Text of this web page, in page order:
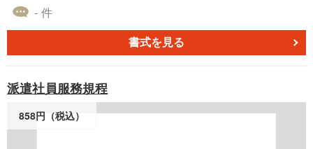
- 件
書式を見る
派遣社員服務規程
858円（税込）